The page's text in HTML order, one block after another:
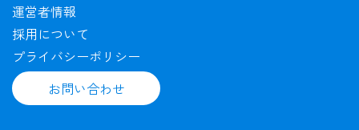
運営者情報
採用について
プライバシーポリシー
お問い合わせ